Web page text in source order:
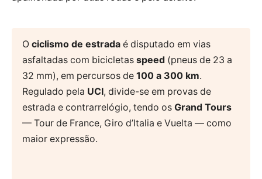
O ciclismo de estradaé disputado em vias
asfaltadas com bicicletas speed (pneus de 23 a
32 mm), em percursos de 100 a 300 km.
Regulado pela UCI, divide-se em provas de
estrada e contrarrelógio, tendo os Grand Tours
— Tour de France, Giro d’Italia e Vuelta — como
maior expressão.